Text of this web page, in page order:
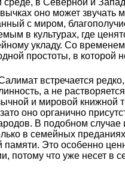
среде, в Северной и
оно может звучать
с миром,
в культурах, где
укладу. Со
простоты, в которой
встречается
а не
и мировой книжной
оно органично
В подобном случае
в семейных
памяти. Это особенно
потому что уже несет в